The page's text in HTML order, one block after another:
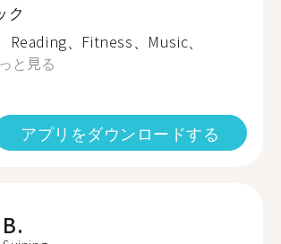
ク
Reading、Fitness、Music、
と見る
アプリをダウンロードする
B.